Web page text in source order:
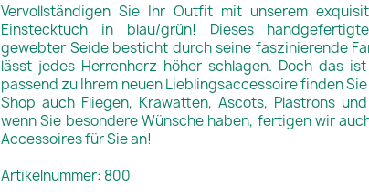
Vervollständigen Sie Ihr Outfit mit unserem
Einstecktuch in blau/grün! Dieses
gewebter Seide besticht durch seine faszinierende
lässt jedes Herrenherz höher schlagen. Doch das
passend zu Ihrem neuen Lieblingsaccessoire finden
Shop auch Fliegen, Krawatten, Ascots, Plastrons
wenn Sie besondere Wünsche haben, fertigen wir
Accessoires für Sie an!
Artikelnummer: 800